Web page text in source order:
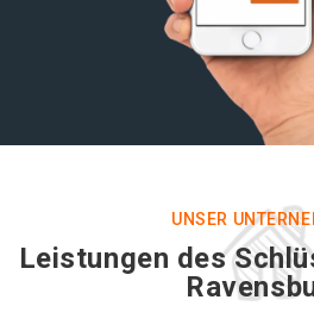
UNSER
Leistungen des